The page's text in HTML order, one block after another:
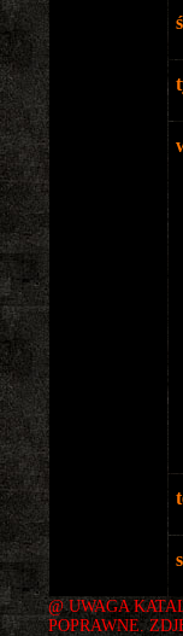
@ UWAGA
POPRAWNE.